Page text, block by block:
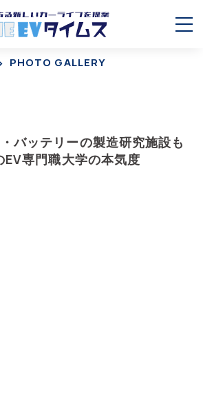
PHOTO GALLERY
バッテリーの製造研究施設も
専門職大学の本気度